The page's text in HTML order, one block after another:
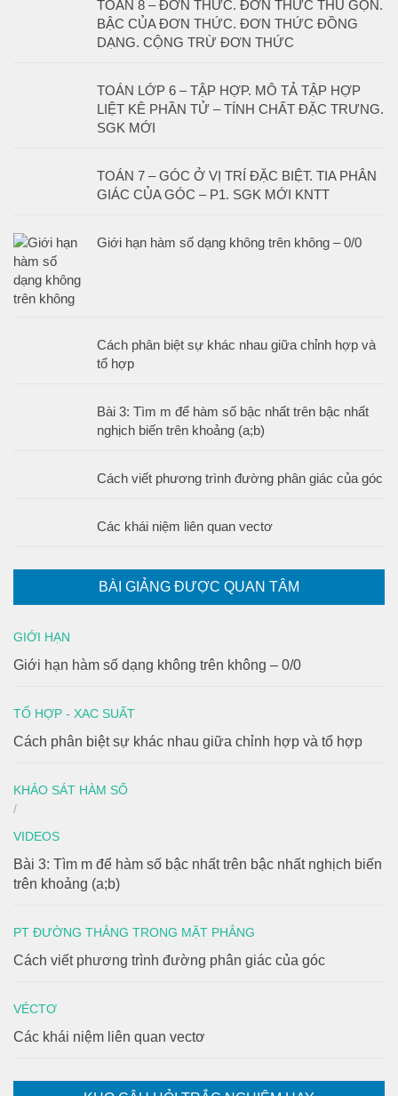
TOÁN 8 – ĐƠN THỨC. ĐƠN THỨC THU GỌN.
BẬC CỦA ĐƠN THỨC. ĐƠN THỨC ĐỒNG
DẠNG. CỘNG TRỪ ĐƠN THỨC
TOÁN LỚP 6 – TẬP HỢP. MÔ TẢ TẬP HỢP
LIỆT KÊ PHẦN TỬ – TÍNH CHẤT ĐẶC TRƯNG.
SGK MỚI
TOÁN 7 – GÓC Ở VỊ TRÍ ĐẶC BIỆT. TIA PHÂN
GIÁC CỦA GÓC – P1. SGK MỚI KNTT
Giới hạn hàm số dạng không trên không – 0/0
Cách phân biệt sự khác nhau giữa chỉnh hợp và
tổ hợp
Bài 3: Tìm m để hàm số bậc nhất trên bậc nhất
nghịch biến trên khoảng (a;b)
Cách viết phương trình đường phân giác của góc
Các khái niệm liên quan vectơ
BÀI GIẢNG ĐƯỢC QUAN TÂM
GIỚI HẠN
Giới hạn hàm số dạng không trên không – 0/0
TỔ HỢP - XAC SUẤT
Cách phân biệt sự khác nhau giữa chỉnh hợp và tổ hợp
KHẢO SÁT HÀM SỐ
/
VIDEOS
Bài 3: Tìm m để hàm số bậc nhất trên bậc nhất nghịch biến
trên khoảng (a;b)
PT ĐƯỜNG THẲNG TRONG MẶT PHẲNG
Cách viết phương trình đường phân giác của góc
VÉCTƠ
Các khái niệm liên quan vectơ